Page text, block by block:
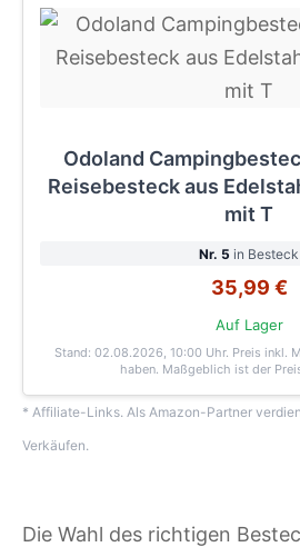
Odoland
Reisebesteck aus
mit T
Nr. 5 in Besteck
35,99 €
Auf Lager
Stand: 02.08.2026, 10:00 Uhr. Preis inkl.
haben. Maßgeblich ist der
* Affiliate-Links. Als Amazon-Partner
Verkäufen.
Die Wahl des richtigen